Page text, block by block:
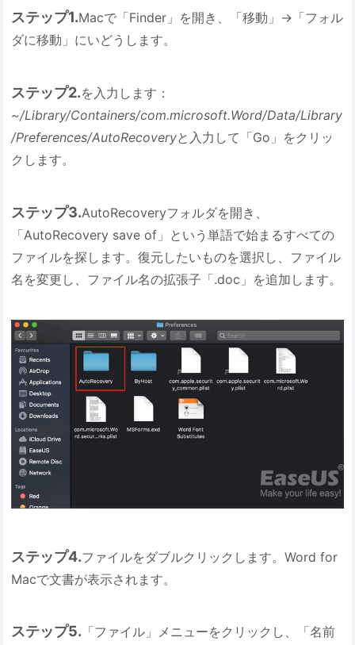
ステップ1.Macで「Finder」を開き、「移動」→「フォル
ダに移動」にいどうします。
ステップ2.を入力します：
~/Library/Containers/com.microsoft.Word/Data/Library
/Preferences/AutoRecoveryと入力して「Go」をクリッ
クします。
ステップ3.AutoRecoveryフォルダを開き、
「AutoRecovery save of」という単語で始まるすべての
ファイルを探します。復元したいものを選択し、ファイル
名を変更し、ファイル名の拡張子「.doc」を追加します。
ステップ4.ファイルをダブルクリックします。Word for
Macで文書が表示されます。
ステップ5. 「ファイル」メニューをクリックし、「名前